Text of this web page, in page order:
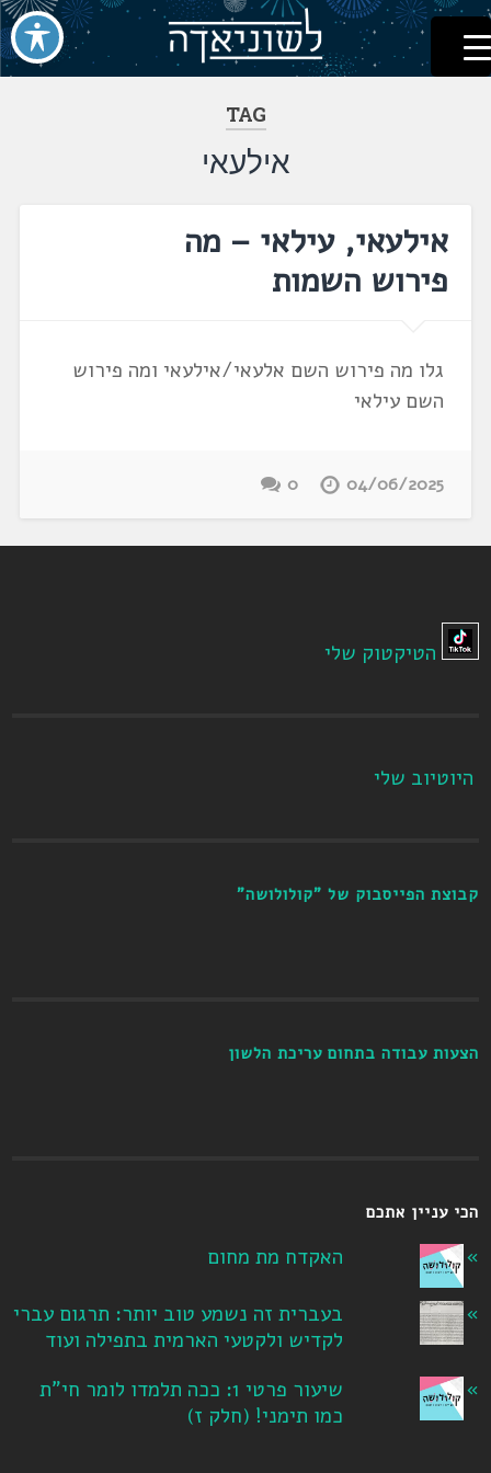
דלג
לתוכן
לשוניאדה
עברית. לשון. שפה
TAG
אילעאי
אילעאי, עילאי – מה
פירוש השמות
גלו מה פירוש השם אלעאי/אילעאי ומה פירוש
השם עילאי
04/06/2025
0
הטיקטוק שלי
היוטיוב שלי
קבוצת הפייסבוק של "קולולושה"
הצעות עבודה בתחום עריכת הלשון
הכי עניין אתכם
האקדח מת מחום
בעברית זה נשמע טוב יותר: תרגום עברי
לקדיש ולקטעי הארמית בתפילה ועוד
שיעור פרטי 1: ככה תלמדו לומר חי"ת
כמו תימני! ‏(חלק ז‏)